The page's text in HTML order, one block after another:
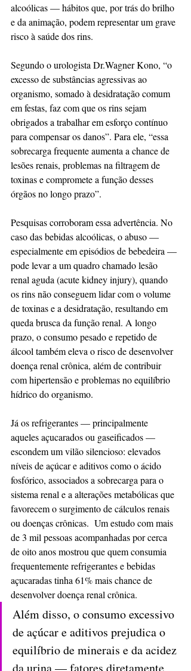
alcoólicas — hábitos que, por trás do brilho
e da animação, podem representar um grave
risco à saúde dos rins.
Segundo o urologista Dr.Wagner Kono, “o
excesso de substâncias agressivas ao
organismo, somado à desidratação comum
em festas, faz com que os rins sejam
obrigados a trabalhar em esforço contínuo
para compensar os danos”. Para ele, “essa
sobrecarga frequente aumenta a chance de
lesões renais, problemas na filtragem de
toxinas e compromete a função desses
órgãos no longo prazo”.
Pesquisas corroboram essa advertência. No
caso das bebidas alcoólicas, o abuso —
especialmente em episódios de bebedeira —
pode levar a um quadro chamado lesão
renal aguda (acute kidney injury), quando
os rins não conseguem lidar com o volume
de toxinas e a desidratação, resultando em
queda brusca da função renal. A longo
prazo, o consumo pesado e repetido de
álcool também eleva o risco de desenvolver
doença renal crônica, além de contribuir
com hipertensão e problemas no equilíbrio
hídrico do organismo.
Já os refrigerantes — principalmente
aqueles açucarados ou gaseificados —
escondem um vilão silencioso: elevados
níveis de açúcar e aditivos como o ácido
fosfórico, associados a sobrecarga para o
sistema renal e a alterações metabólicas que
favorecem o surgimento de cálculos renais
ou doenças crônicas.  Um estudo com mais
de 3 mil pessoas acompanhadas por cerca
de oito anos mostrou que quem consumia
frequentemente refrigerantes e bebidas
açucaradas tinha 61% mais chance de
desenvolver doença renal crônica.
Além disso, o consumo excessivo
de açúcar e aditivos prejudica o
equilíbrio de minerais e da acidez
da urina — fatores diretamente